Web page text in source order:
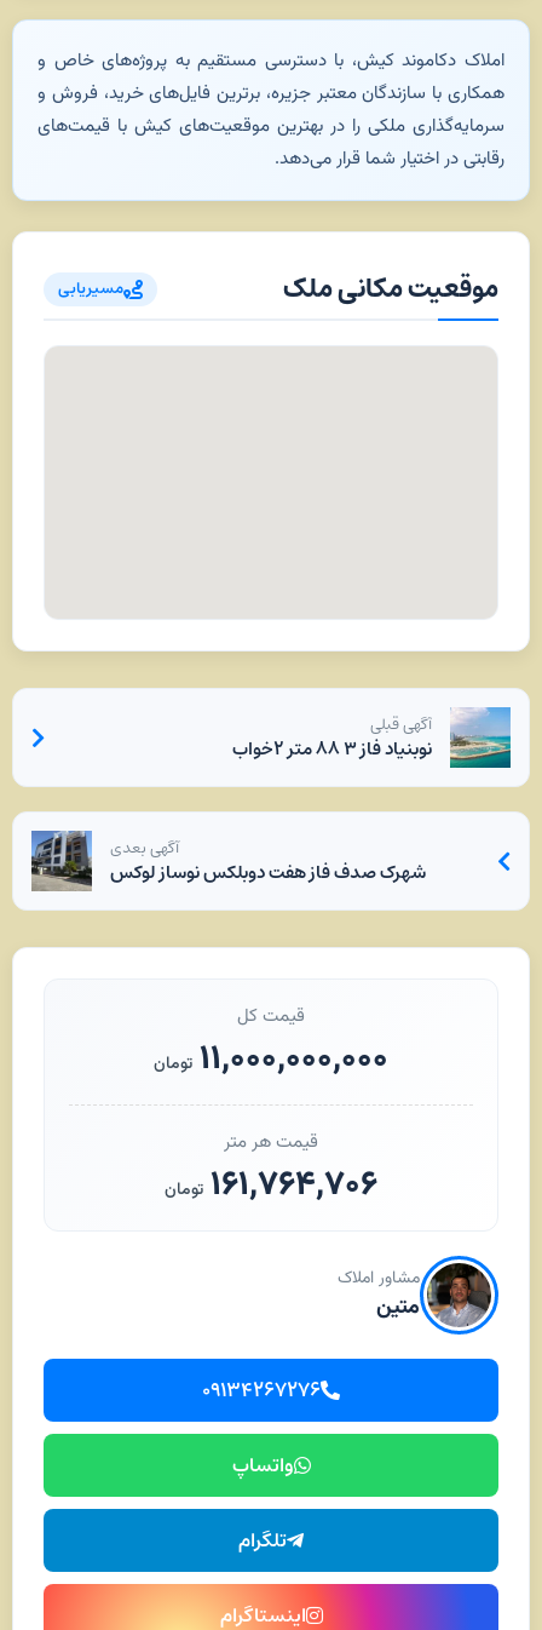
املاک دکاموند کیش، با دسترسی مستقیم به پروژه‌های خاص و
همکاری با سازندگان معتبر جزیره، برترین فایل‌های خرید، فروش و
سرمایه‌گذاری ملکی را در بهترین موقعیت‌های کیش با قیمت‌های
رقابتی در اختیار شما قرار می‌دهد.
موقعیت مکانی ملک مسیریابی
آگهی قبلی
نو‌بنیاد فاز ۳ ۸۸ متر ۲خواب
آگهی بعدی
شهرک صدف فاز هفت دوبلکس نوساز لوکس
قیمت کل
۱۱,۰۰۰,۰۰۰,۰۰۰ تومان
قیمت هر متر
۱۶۱,۷۶۴,۷۰۶ تومان
مشاور املاک
متین
۰۹۱۳۴۲۶۷۲۷۶
واتساپ
تلگرام
اینستاگرام